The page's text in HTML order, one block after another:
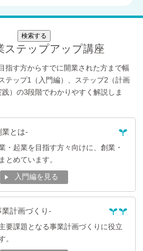
検索する
ステップアップ講座
指す方からすでに開業された方まで幅
テップ1（入門編）、ステップ2（計画
）の3段階でわかりやすく解説しま
業とは-
・起業を目指す方々向けに、創業・
とめています。
入門編を見る
業計画づくり-
要課題となる事業計画づくりに役立
。